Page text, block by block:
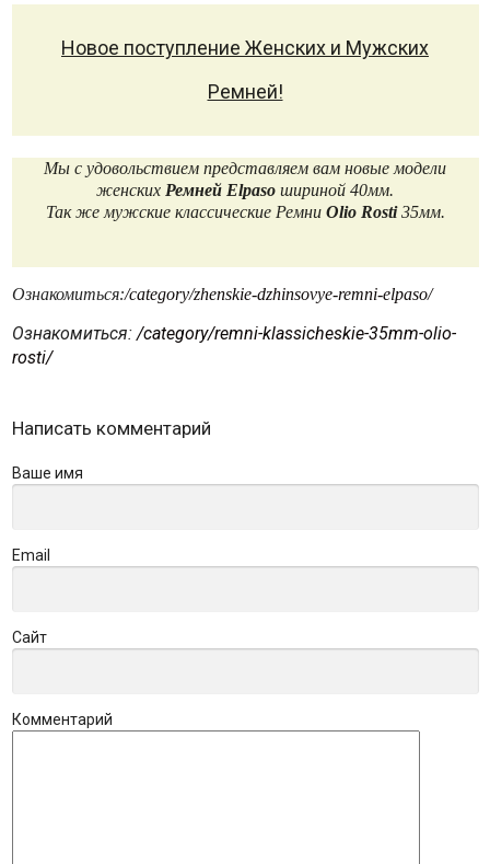
Новое поступление Женских и Мужских
Ремней!
Мы с удовольствием представляем вам новые модели
женских Ремней Elpaso шириной 40мм.
Так же мужские классические Ремни Olio Rosti35мм.
Ознакомиться:/category/zhenskie-dzhinsovye-remni-elpaso/
Ознакомиться:/category/remni-klassicheskie-35mm-olio-
rosti/
Написать комментарий
Ваше имя
Email
Сайт
Комментарий